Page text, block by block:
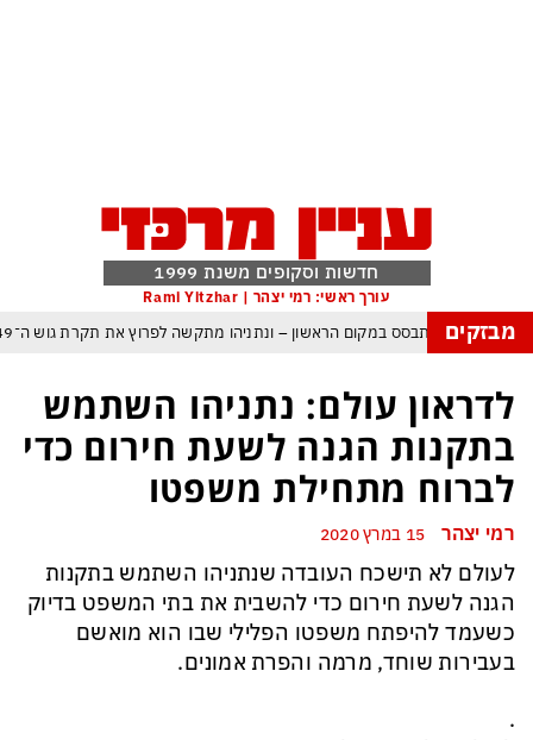
חדשות וסקופים משנת 1999
עורך ראשי: רמי יצהר | Rami Yitzhar
מבזקים
– איזנקוט מתבסס במקום הראשון – ונתניהו מתקשה לפרוץ את תקרת גוש ה־49
עם עומאן לגבי תפעול משותף של מצר הורמוז – אם טראמפ יאשר המלחמה
מי היה מאמין שבאר שבע תנצח את הכוכב האדום?
ומיירטים להגנה – טראמפ נשאר רק עם ציוצי האיום המגוחכים שלא מזיזים
גרדום כמדיניות: כך הפכה ההוצאה להורג לכלי ההרתעה המרכזי של המשטר
א-סיסי, ארדואן ושליט קטאר מכנסים פגישת ״כיפה אדומה״ לנתניהו בנושא
לדראון עולם: נתניהו השתמש
בתקנות הגנה לשעת חירום כדי
לברוח מתחילת משפטו
רמי יצהר
לעולם לא תישכח העובדה שנתניהו השתמש בתקנות
הגנה לשעת חירום כדי להשבית את בתי המשפט בדיוק
כשעמד להיפתח משפטו הפלילי שבו הוא מואשם
בעבירות שוחד, מרמה והפרת אמונים.
.